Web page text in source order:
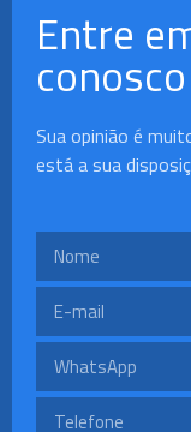
Entre
conosco
Sua opinião é
está a sua